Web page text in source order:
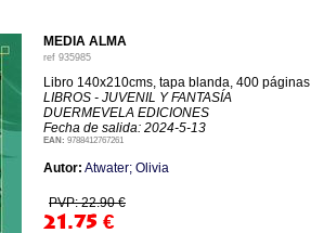
MEDIA ALMA
ref 935985
Libro 140x210cms, tapa blanda, 400 páginas
LIBROS - JUVENIL Y FANTASÍA
DUERMEVELA EDICIONES
Fecha de salida: 2024-5-13
EAN: 9788412767261
Autor: Atwater; Olivia
PVP: 22.90 €
21.75 €